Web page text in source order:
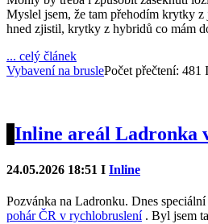
Myslel jsem, že tam přehodím krytky
hned zjistil, krytky z hybridů co mám
... celý článek
Vybavení na bruslePočet přečtení: 481 I
Inline areál Ladronka
24.05.2026 18:51 I Inline
Pozvánka na Ladronku. Dnes
pohár ČR v rychlobruslení. Byl jsem